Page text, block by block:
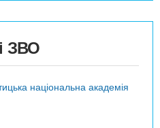
ЗВО
національна академія